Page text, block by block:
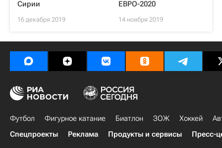
Сирии
16 декабря 2019
ЕВРО-2020
14 ноября 2019
Футбол Фигурное катание Биатлон ЗОЖ Хоккей
Спецпроекты
Реклама Продукты и сервисы Пресс-